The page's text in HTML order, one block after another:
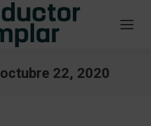
octubre 22, 2020